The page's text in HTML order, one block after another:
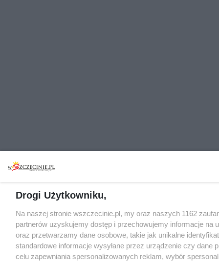
Drogi Użytkowniku,
Na naszej stronie wszczecinie.pl, my oraz naszych 1162
partnerów uzyskujemy dostęp i przechowujemy informacje na
oraz przetwarzamy dane osobowe, takie jak unikalne
standardowe informacje wysyłane przez urządzenie czy dane
celu zapewniania spersonalizowanych reklam, wybór